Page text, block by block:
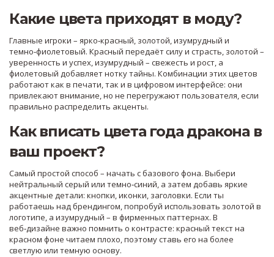
Какие цвета приходят в моду?
Главные игроки – ярко‑красный, золотой, изумрудный и
темно‑фиолетовый. Красный передаёт силу и страсть, золотой –
уверенность и успех, изумрудный – свежесть и рост, а
фиолетовый добавляет нотку тайны. Комбинации этих цветов
работают как в печати, так и в цифровом интерфейсе: они
привлекают внимание, но не перегружают пользователя, если
правильно распределить акценты.
Как вписать цвета года дракона в
ваш проект?
Самый простой способ – начать с базового фона. Выбери
нейтральный серый или темно‑синий, а затем добавь яркие
акцентные детали: кнопки, иконки, заголовки. Если ты
работаешь над брендингом, попробуй использовать золотой в
логотипе, а изумрудный – в фирменных паттернах. В
веб‑дизайне важно помнить о контрасте: красный текст на
красном фоне читаем плохо, поэтому ставь его на более
светлую или темную основу.